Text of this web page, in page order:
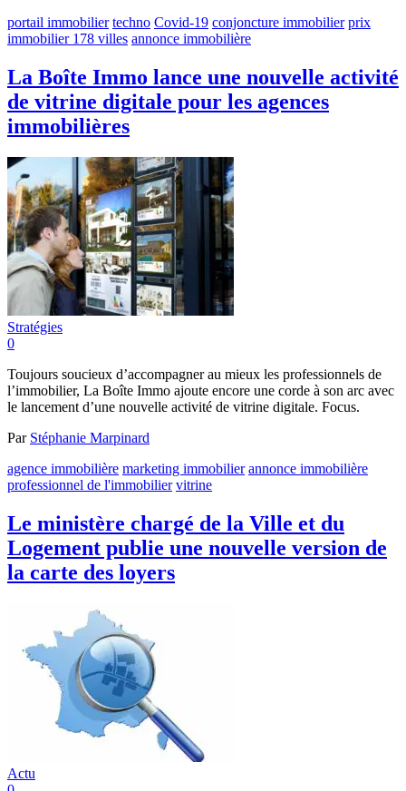
portail immobilier techno Covid-19 conjoncture immobilier prix
immobilier 178 villes annonce immobilière
La Boîte Immo lance une nouvelle activité
de vitrine digitale pour les agences
immobilières
Stratégies
0
Toujours soucieux d’accompagner au mieux les professionnels de
l’immobilier, La Boîte Immo ajoute encore une corde à son arc avec
le lancement d’une nouvelle activité de vitrine digitale. Focus.
Par Stéphanie Marpinard
agence immobilière marketing immobilier annonce immobilière
professionnel de l'immobilier vitrine
Le ministère chargé de la Ville et du
Logement publie une nouvelle version de
la carte des loyers
Actu